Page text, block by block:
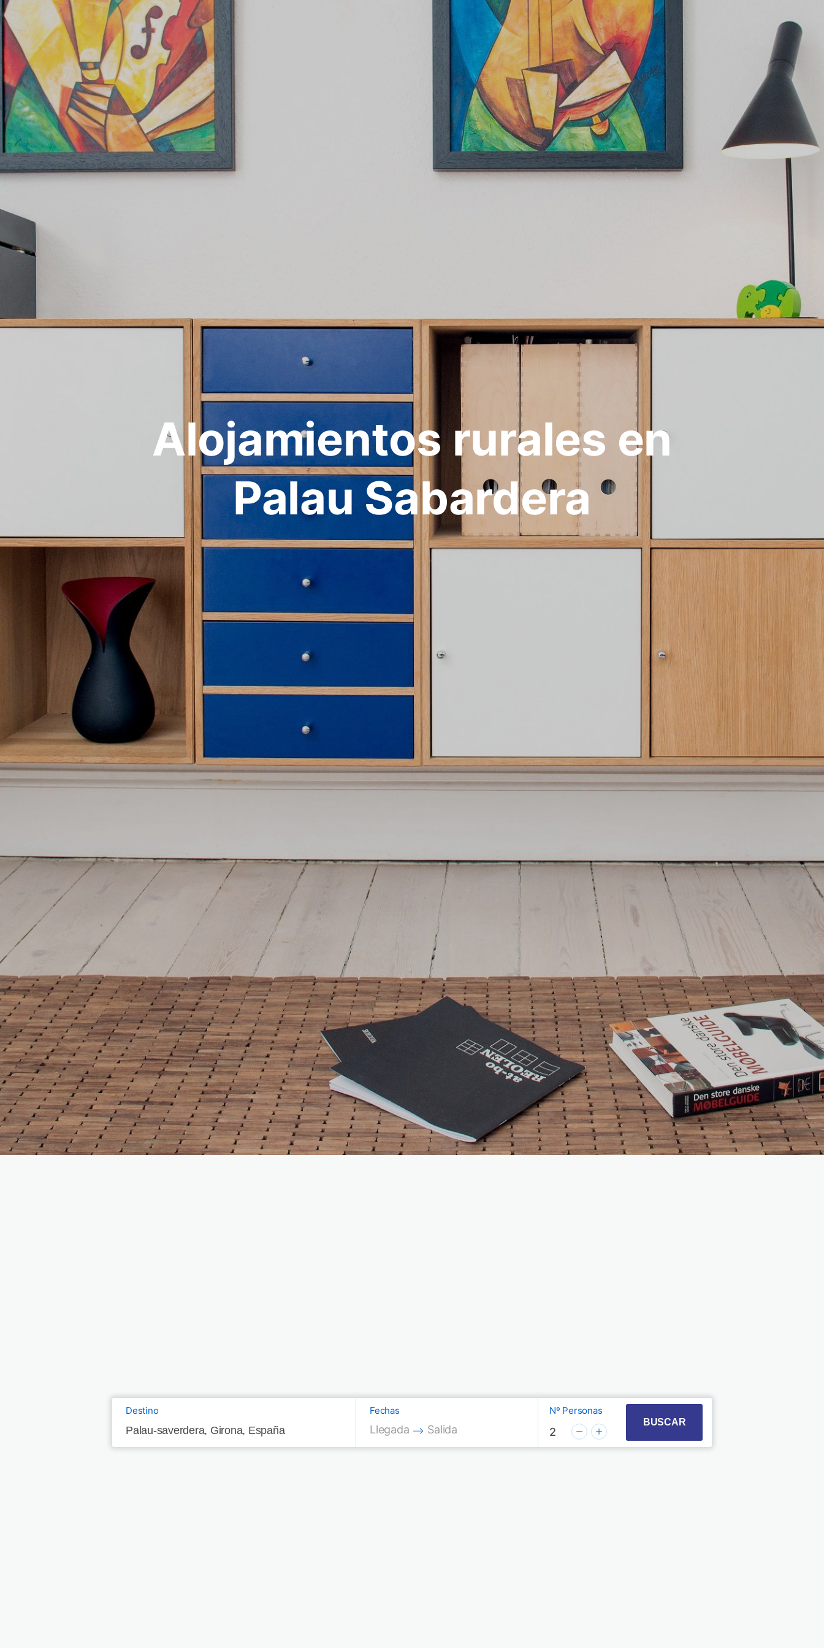
Alojamientos rurales en
Palau Sabardera
Destino Fechas
Press the down arrow key to interact with the calendar and select a date. Press the
Llegada
Press the down arrow key to interact with the calendar and select a date.
Salida
Nº Personas
2
BUSCAR